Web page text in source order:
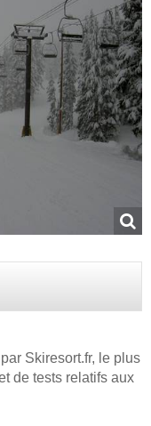
Skiresort.fr, le plus
de tests relatifs aux